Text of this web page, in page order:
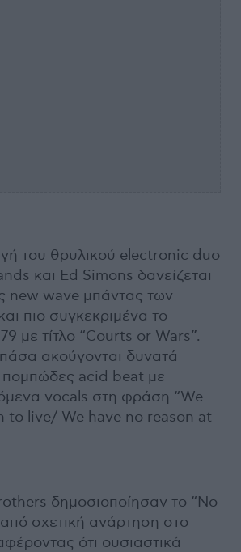
του θρυλικού electronic duo
και Ed Simons δανείζεται
new wave μπάντας των
πιο συγκεκριμένα το
με τίτλο “Courts or Wars”.
ακούγονται δυνατά
πομπώδες acid beat με
vocals στη φράση “We
to live/ We have no reason at
δημοσιοποίησαν το “No
σχετική ανάρτηση στο
ότι ουσιαστικά